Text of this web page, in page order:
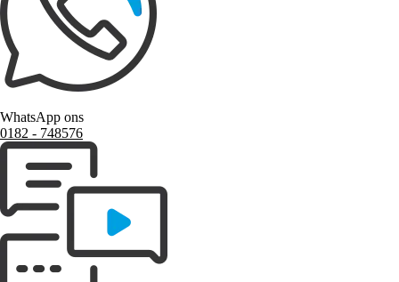
WhatsApp ons
0182 ‑ 748576